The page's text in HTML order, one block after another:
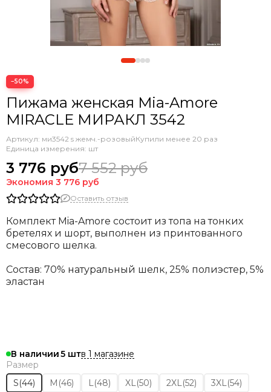
−50%
Пижама женская Mia-Amore
MIRACLE МИРАКЛ 3542
Артикул: ми3542 s жемч.-розовыйКупили менее 20 раз
Единица измерения: шт
3 776 руб7 552 руб
Экономия 3 776 руб
Оставить отзыв
Комплект Mia-Amore состоит из топа на тонких
бретелях и шорт, выполнен из принтованного
смесового шелка.
Состав: 70% натуральный шелк, 25% полиэстер, 5%
эластан
В наличии5
в 1 магазине
Размер
S(44)
M(46) L(48) XL(50) 2XL(52)
3XL(54)